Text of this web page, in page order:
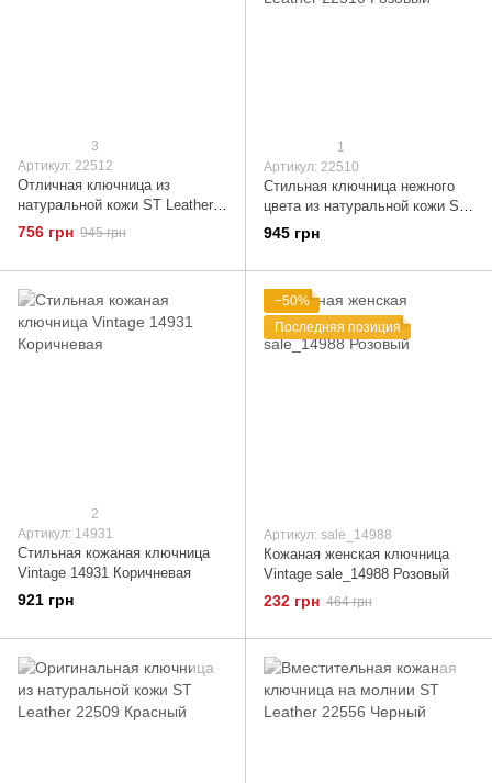
3
Артикул: 22512
Отличная ключница из
натуральной кожи ST Leather
22512 Бежевый
756 грн 945 грн
1
Артикул: 22510
Стильная ключница нежного
цвета из натуральной кожи ST
Leather 22510 Розовый
945 грн
2
Артикул: 14931
Стильная кожаная ключница
Vintage 14931 Коричневая
921 грн
−50%
Последняя позиция
Артикул: sale_14988
Кожаная женская ключница
Vintage sale_14988 Розовый
232 грн 464 грн